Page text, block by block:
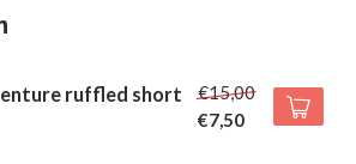
ruffled short
€15,00
€7,50